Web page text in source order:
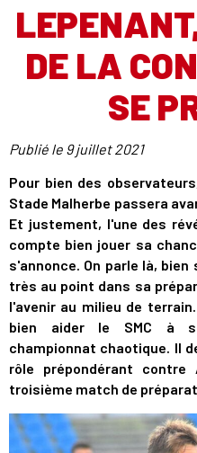
DE LA
SE
Publié le 9 juillet 2021
Pour bien des
Stade Malherbe passera
Et justement, l'une des
compte bien jouer sa
s'annonce. On parle là,
très au point dans sa
l'avenir au milieu de
bien aider le SMC à
championnat chaotique. Il
rôle prépondérant
troisième match de